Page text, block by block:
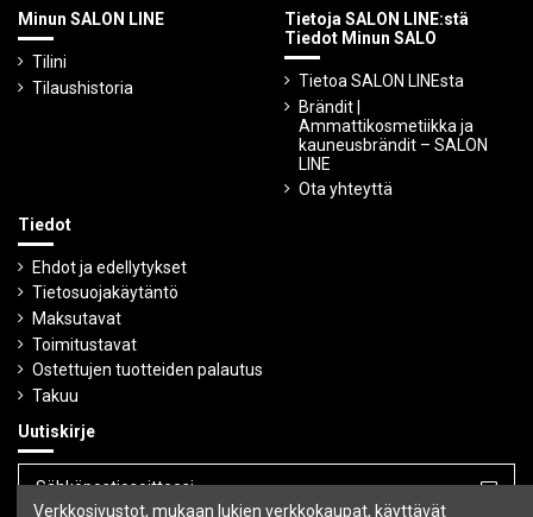
Minun SALON LINE
Tilini
Tilaushistoria
Tietoja SALON LINE:stä
Tiedot Minun SALO
Tietoa SALON LINEsta
Brändit |
Ammattikosmetiikka ja
kauneusbrändit – SALON
LINE
Ota yhteyttä
Tiedot
Ehdot ja edellytykset
Tietosuojakäytäntö
Maksutavat
Toimitustavat
Ostettujen tuotteiden palautus
Takuu
Uutiskirje
Verkkosivustot, mukaan lukien verkkokaupat, käyttävät